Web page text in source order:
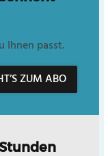
Ihnen passt.
ZUM ABO